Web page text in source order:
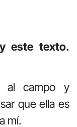
este texto.
al campo y
que ella es
mí.